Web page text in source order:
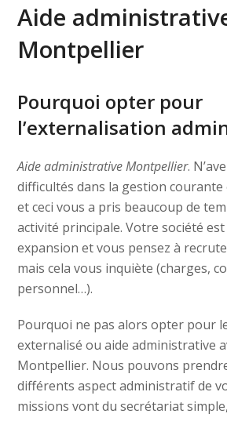
Aide
Montpellier
Pourquoi opter pour
l’externalisation
Aide administrative Montpellier.
difficultés dans la gestion courante
et ceci vous a pris beaucoup de
activité principale. Votre société
expansion et vous pensez à
mais cela vous inquiète (charges,
personnel…).
Pourquoi ne pas alors opter pour
externalisé ou aide administrative
Montpellier. Nous pouvons
différents aspect administratif de
missions vont du secrétariat